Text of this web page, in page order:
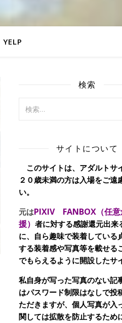
YELP
検索
サイトについて
このサイトは、アダルトサ
２０歳未満の方は入場をご遠
い。
元はPIXIV FANBOX（任意
援） 者に対する感謝還元出来
に、自ら趣味で装着している
する装着感や写真等を載せる
でもらえるように開設したサ
私自身が写った写真のない記
はパスワード制限はなしで投
ただきますが、個人写真が入
関しては拡散を防止するため